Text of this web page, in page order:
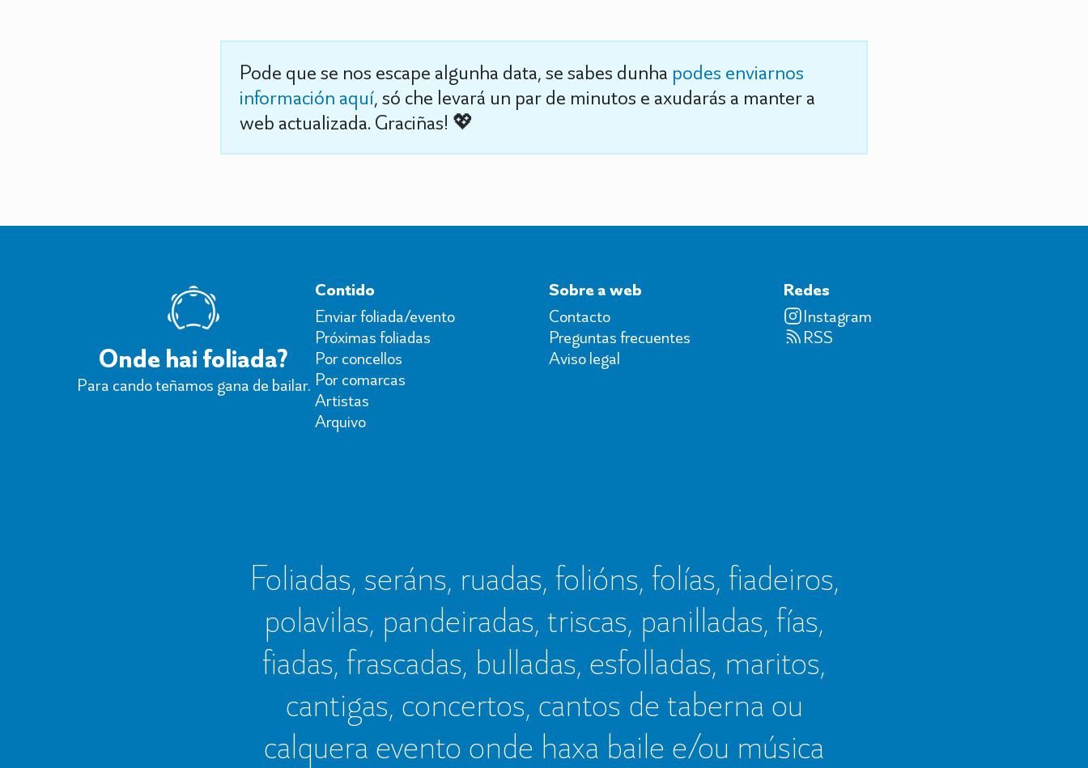
Pode que se nos escape algunha data, se sabes dunha podes enviarnos
información aquí, só che levará un par de minutos e axudarás a manter a
web actualizada. Graciñas! 💖
Onde hai foliada?
Para cando teñamos gana de bailar.
Contido
Enviar foliada/evento
Próximas foliadas
Por concellos
Por comarcas
Artistas
Arquivo
Sobre a web
Contacto
Preguntas frecuentes
Aviso legal
Redes
Instagram
RSS
Foliadas, seráns, ruadas, folións, folías, fiadeiros,
polavilas, pandeiradas, triscas, panilladas, fías,
fiadas, frascadas, bulladas, esfolladas, maritos,
cantigas, concertos, cantos de taberna ou
calquera evento onde haxa baile e/ou música